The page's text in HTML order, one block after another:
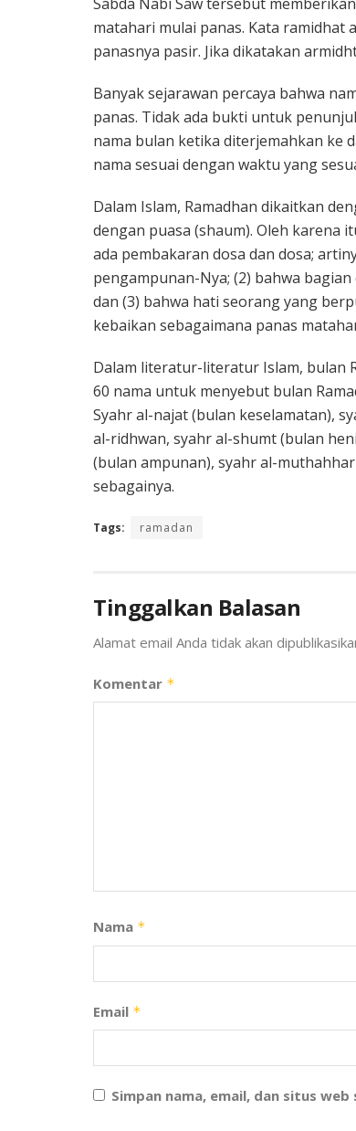
matahari mulai panas. Kata
panasnya pasir. Jika dikatakan
Banyak sejarawan percaya bahwa
panas. Tidak ada bukti untuk
nama bulan ketika diterjemahkan ke
nama sesuai dengan waktu yang
Dalam Islam, Ramadhan dikaitkan
dengan puasa (shaum). Oleh karena
ada pembakaran dosa dan dosa;
pengampunan-Nya; (2) bahwa
dan (3) bahwa hati seorang yang
kebaikan sebagaimana panas
Dalam literatur-literatur Islam, bulan
60 nama untuk menyebut bulan
Syahr al-najat (bulan keselamatan),
al-ridhwan, syahr al-shumt (bulan
(bulan ampunan), syahr al-
sebagainya.
Tags: ramadan
Tinggalkan Balasan
Alamat email Anda tidak akan
Komentar *
Nama *
Email *
Simpan nama, email, dan situs